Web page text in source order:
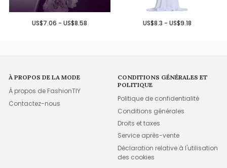
US$7.06 - US$8.58 US$8.3 - US$9.18
À PROPOS DE LA MODE
À propos de FashionTIY
Contactez-nous
CONDITIONS GÉNÉRALES ET
POLITIQUE
Politique de confidentialité
Conditions générales
Droits et taxes
Service après-vente
Déclaration relative à l'utilisation
des cookies